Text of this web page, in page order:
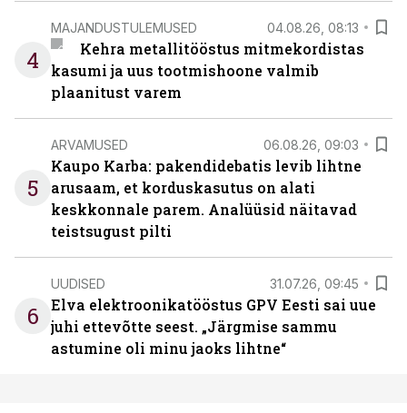
4
MAJANDUSTULEMUSED 04.08.26, 08:13
Kehra metallitööstus mitmekordistas
kasumi ja uus tootmishoone valmib
plaanitust varem
5
ARVAMUSED 06.08.26, 09:03
Kaupo Karba: pakendidebatis levib lihtne
arusaam, et korduskasutus on alati
keskkonnale parem. Analüüsid näitavad
teistsugust pilti
6
UUDISED 31.07.26, 09:45
Elva elektroonikatööstus GPV Eesti sai uue
juhi ettevõtte seest. „Järgmise sammu
astumine oli minu jaoks lihtne“